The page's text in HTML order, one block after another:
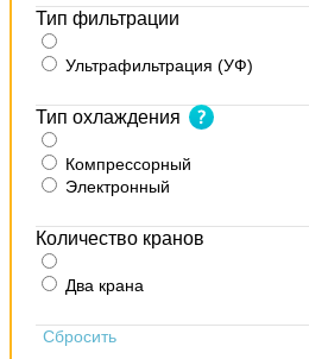
Тип фильтрации
Ультрафильтрация (УФ)
Тип охлаждения
Компрессорный
Электронный
Количество кранов
Два крана